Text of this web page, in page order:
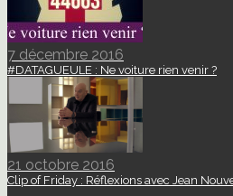
7 décembre 2016
#DATAGUEULE : Ne voiture rien venir ?
21 octobre 2016
Clip of Friday : Réflexions avec Jean